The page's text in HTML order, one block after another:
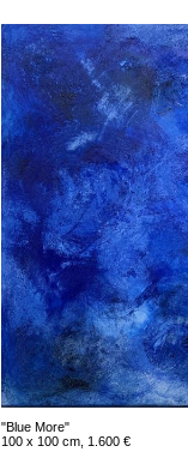
"Blue More"
100 x 100 cm, 1.600 €